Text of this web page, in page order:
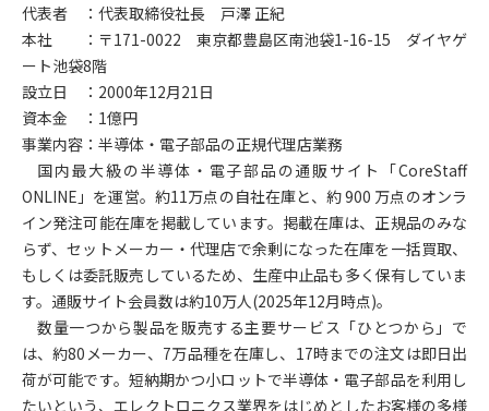
代表者 ：代表取締役社長 戸澤 正紀
本社 ：〒171-0022 東京都豊島区南池袋1-16-15 ダイヤゲ
ート池袋8階
設立日 ：2000年12月21日
資本金 ：1億円
事業内容：半導体・電子部品の正規代理店業務
国内最大級の半導体・電子部品の通販サイト「CoreStaff
ONLINE」を運営。約11万点の自社在庫と、約 900 万点のオンラ
イン発注可能在庫を掲載しています。掲載在庫は、正規品のみな
らず、セットメーカー・代理店で余剰になった在庫を一括買取、
もしくは委託販売しているため、生産中止品も多く保有していま
す。通販サイト会員数は約10万人(2025年12月時点)。
数量一つから製品を販売する主要サービス「ひとつから」で
は、約80メーカー、7万品種を在庫し、17時までの注文は即日出
荷が可能です。短納期かつ小ロットで半導体・電子部品を利用し
たいという、エレクトロニクス業界をはじめとしたお客様の多様